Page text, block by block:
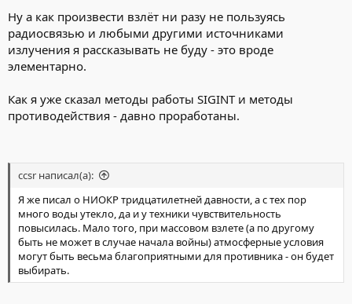
Ну а как произвести взлёт ни разу не пользуясь
радиосвязью и любыми другими источниками
излучения я рассказывать не буду - это вроде
элементарно.
Как я уже сказал методы работы SIGINT и методы
противодействия - давно проработаны.
ccsr написал(а):
Я же писал о НИОКР тридцатилетней давности, а с тех пор
много воды утекло, да и у техники чувствительность
повысилась. Мало того, при массовом взлете (а по другому
быть не может в случае начала войны) атмосферные условия
могут быть весьма благоприятными для противника - он будет
выбирать.